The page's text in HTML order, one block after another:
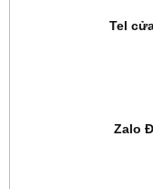
Tel
Zalo